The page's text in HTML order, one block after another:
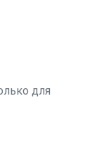
для